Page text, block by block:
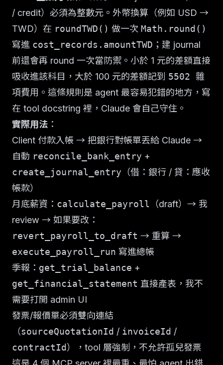
/ credit）必須為整數元。外幣換算（例如 USD →
TWD）在 roundTWD() 做一次 Math.round()
寫進 cost_records.amountTWD ；建 journal
前還會再 round 一次當防禦。小於 1 元的差額直接
吸收進該科目，大於 100 元的差額記到 5502 雜
項費用 。這條規則是 agent 最容易犯錯的地方，寫
在 tool docstring 裡，Claude 會自己守住。
實際用法 ：
Client 付款入帳 → 把銀行對帳單丟給 Claude →
自動 reconcile_bank_entry +
create_journal_entry （借：銀行 / 貸：應收
帳款）
月底薪資： calculate_payroll （draft）→ 我
review → 如果要改：
revert_payroll_to_draft → 重算 →
execute_payroll_run 寫進總帳
季報： get_trial_balance +
get_financial_statement 直接產表，我不
需要打開 admin UI
發票/報價單必須雙向連結
（sourceQuotationId / invoiceId /
contractId），tool 層強制，不允許孤兒發票